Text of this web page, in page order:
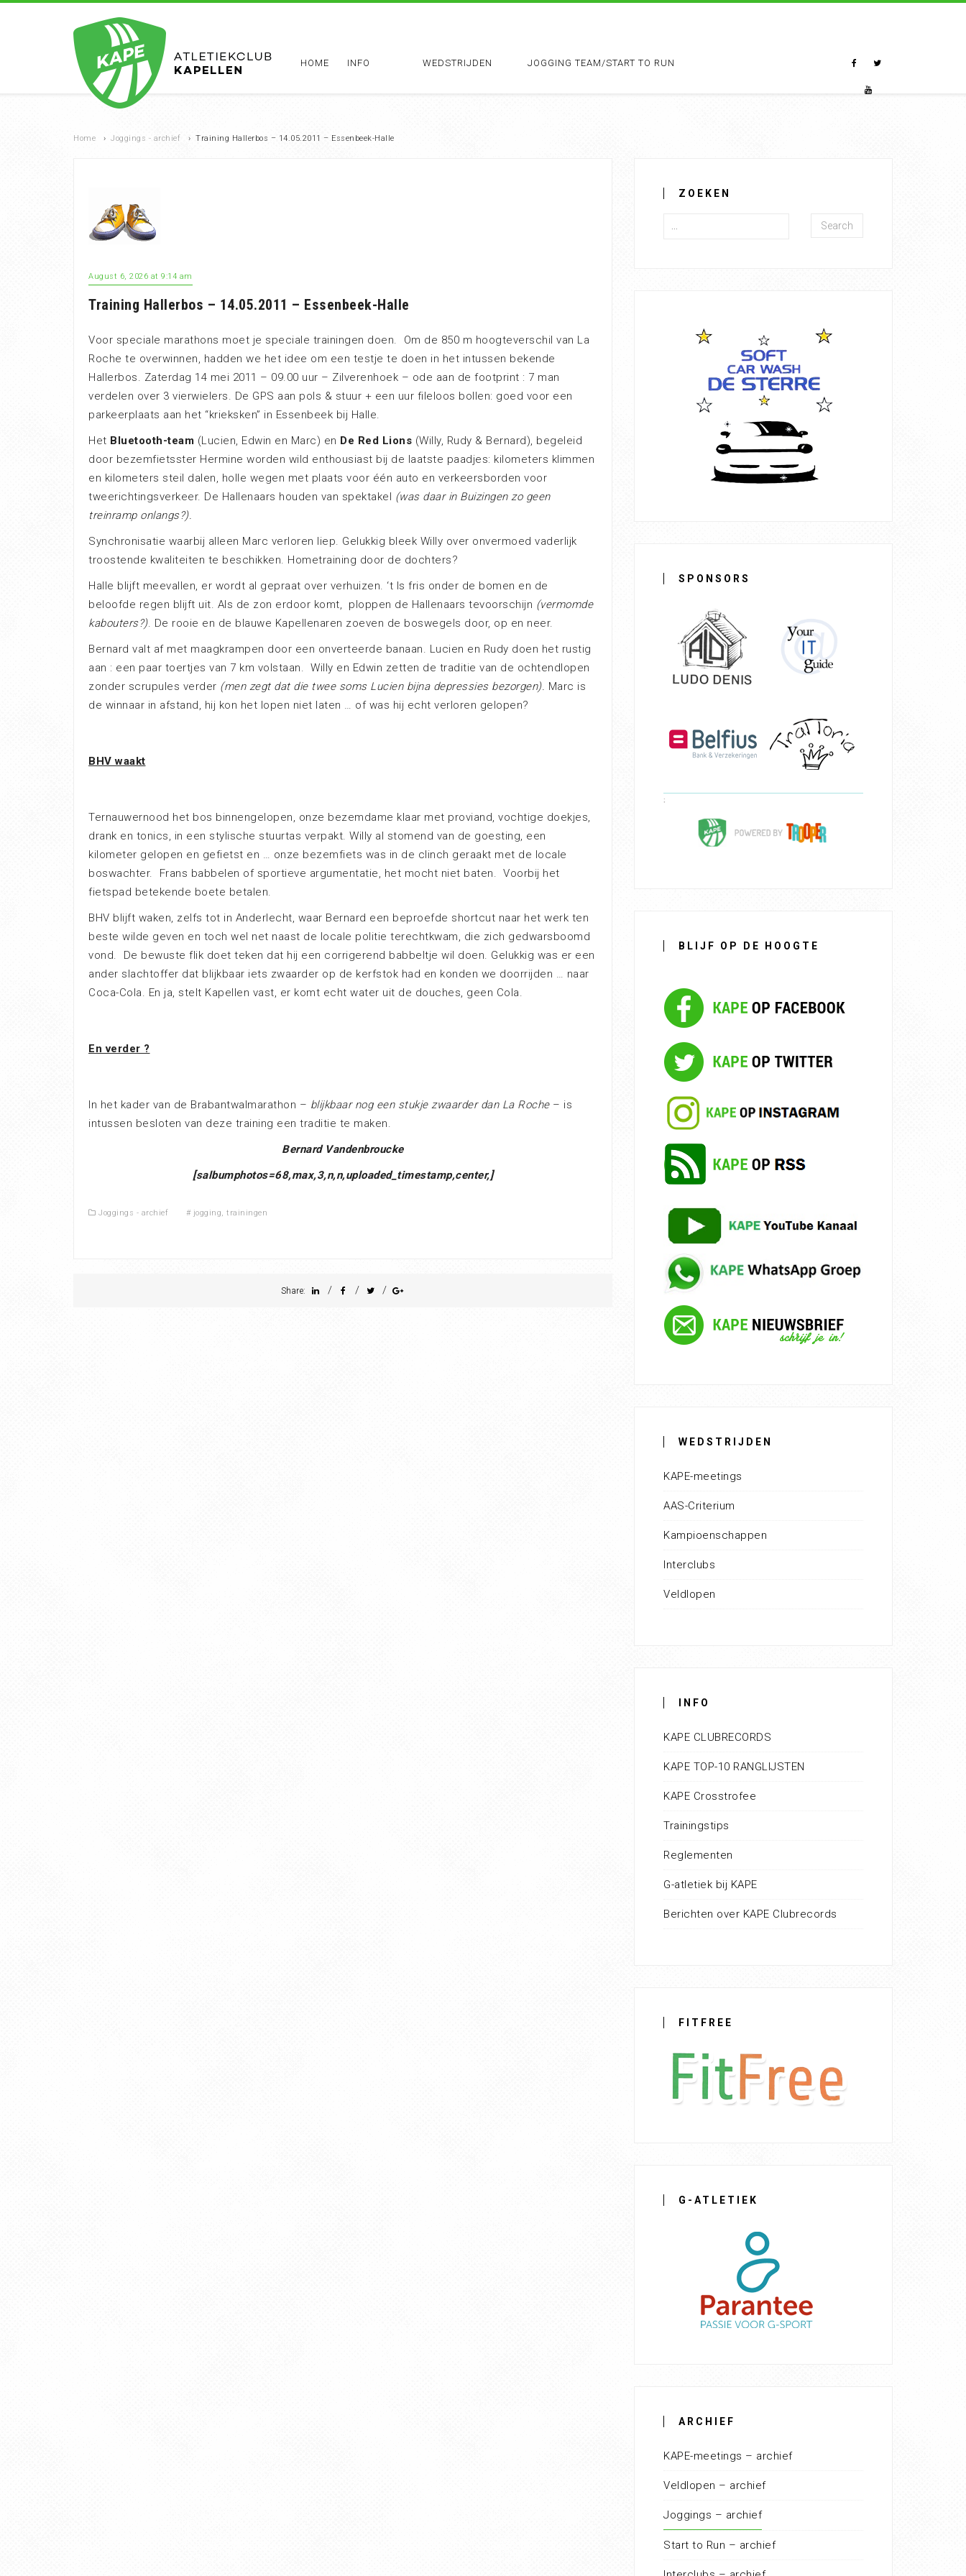
HOME INFO WEDSTRIJDEN JOGGING TEAM/START TO RUN
Home › Joggings - archief › Training Hallerbos – 14.05.2011 – Essenbeek-Halle
August 6, 2026 at 9:14 am
Training Hallerbos – 14.05.2011 – Essenbeek-Halle
Voor speciale marathons moet je speciale trainingen doen. Om de 850 m hoogteverschil van La
Roche te overwinnen, hadden we het idee om een testje te doen in het intussen bekende
Hallerbos. Zaterdag 14 mei 2011 – 09.00 uur – Zilverenhoek – ode aan de footprint : 7 man
verdelen over 3 vierwielers. De GPS aan pols & stuur + een uur fileloos bollen: goed voor een
parkeerplaats aan het “krieksken” in Essenbeek bij Halle.
Het Bluetooth-team (Lucien, Edwin en Marc) en De Red Lions (Willy, Rudy & Bernard), begeleid
door bezemfietsster Hermine worden wild enthousiast bij de laatste paadjes: kilometers klimmen
en kilometers steil dalen, holle wegen met plaats voor één auto en verkeersborden voor
tweerichtingsverkeer. De Hallenaars houden van spektakel (was daar in Buizingen zo geen
treinramp onlangs?).
Synchronisatie waarbij alleen Marc verloren liep. Gelukkig bleek Willy over onvermoed vaderlijk
troostende kwaliteiten te beschikken. Hometraining door de dochters?
Halle blijft meevallen, er wordt al gepraat over verhuizen. ‘t Is fris onder de bomen en de
beloofde regen blijft uit. Als de zon erdoor komt, ploppen de Hallenaars tevoorschijn (vermomde
kabouters?). De rooie en de blauwe Kapellenaren zoeven de boswegels door, op en neer.
Bernard valt af met maagkrampen door een onverteerde banaan. Lucien en Rudy doen het rustig
aan : een paar toertjes van 7 km volstaan. Willy en Edwin zetten de traditie van de ochtendlopen
zonder scrupules verder (men zegt dat die twee soms Lucien bijna depressies bezorgen). Marc is
de winnaar in afstand, hij kon het lopen niet laten … of was hij echt verloren gelopen?
BHV waakt
Ternauwernood het bos binnengelopen, onze bezemdame klaar met proviand, vochtige doekjes,
drank en tonics, in een stylische stuurtas verpakt. Willy al stomend van de goesting, een
kilometer gelopen en gefietst en … onze bezemfiets was in de clinch geraakt met de locale
boswachter. Frans babbelen of sportieve argumentatie, het mocht niet baten. Voorbij het
fietspad betekende boete betalen.
BHV blijft waken, zelfs tot in Anderlecht, waar Bernard een beproefde shortcut naar het werk ten
beste wilde geven en toch wel net naast de locale politie terechtkwam, die zich gedwarsboomd
vond. De bewuste flik doet teken dat hij een corrigerend babbeltje wil doen. Gelukkig was er een
ander slachtoffer dat blijkbaar iets zwaarder op de kerfstok had en konden we doorrijden … naar
Coca-Cola. En ja, stelt Kapellen vast, er komt echt water uit de douches, geen Cola.
En verder ?
In het kader van de Brabantwalmarathon – blijkbaar nog een stukje zwaarder dan La Roche– is
intussen besloten van deze training een traditie te maken.
Bernard Vandenbroucke
[salbumphotos=68,max,3,n,n,uploaded_timestamp,center,]
Joggings - archief # jogging, trainingen
Share: / / /
ZOEKEN
Search
SPONSORS
BLIJF OP DE HOOGTE
WEDSTRIJDEN
KAPE-meetings
AAS-Criterium
Kampioenschappen
Interclubs
Veldlopen
INFO
KAPE CLUBRECORDS
KAPE TOP-10 RANGLIJSTEN
KAPE Crosstrofee
Trainingstips
Reglementen
G-atletiek bij KAPE
Berichten over KAPE Clubrecords
FITFREE
G-ATLETIEK
ARCHIEF
KAPE-meetings – archief
Veldlopen – archief
Joggings – archief
Start to Run – archief